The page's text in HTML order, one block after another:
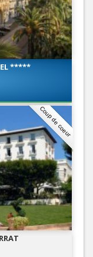
*****
Coup de coeur